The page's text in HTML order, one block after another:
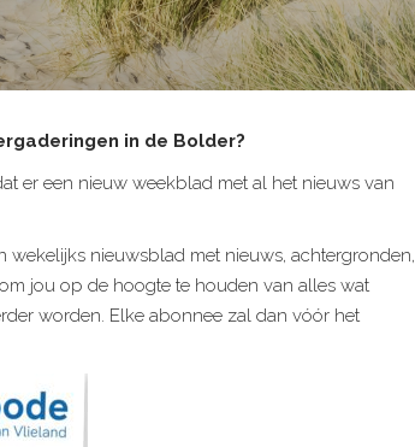
in de Bolder?
er een nieuw weekblad met al het nieuws van
nieuwsblad met nieuws, achtergronden,
jou op de hoogte te houden van alles wat
worden. Elke abonnee zal dan vóór het